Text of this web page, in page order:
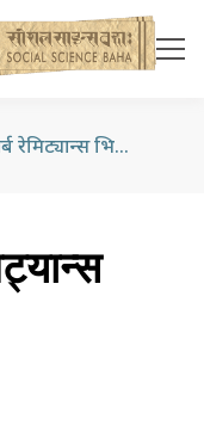
९ महिनामा ९ खर्ब रेमिट्यान्स भित्रियो